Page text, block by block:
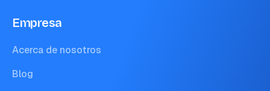
Empresa
Acerca de nosotros
Blog